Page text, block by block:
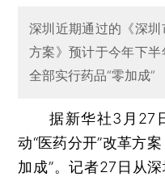
深圳近期通过的《深
方案》预计于今年下
全部实行药品“零加成”
据新华社3月27日
动“医药分开”改革方
加成”。记者27日从